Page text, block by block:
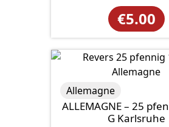
à
€5.00
ALLEMAGNE – 25
G Karlsruhe
Allemagne